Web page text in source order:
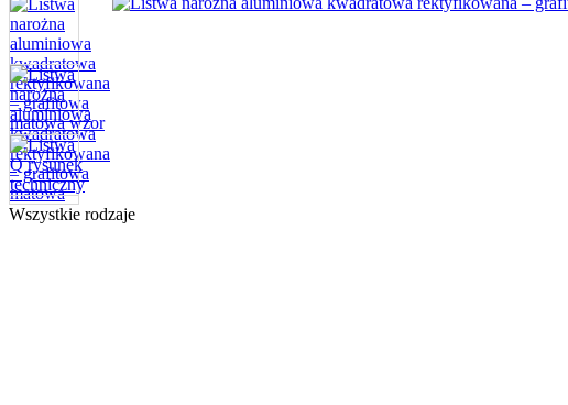
Wszystkie rodzaje